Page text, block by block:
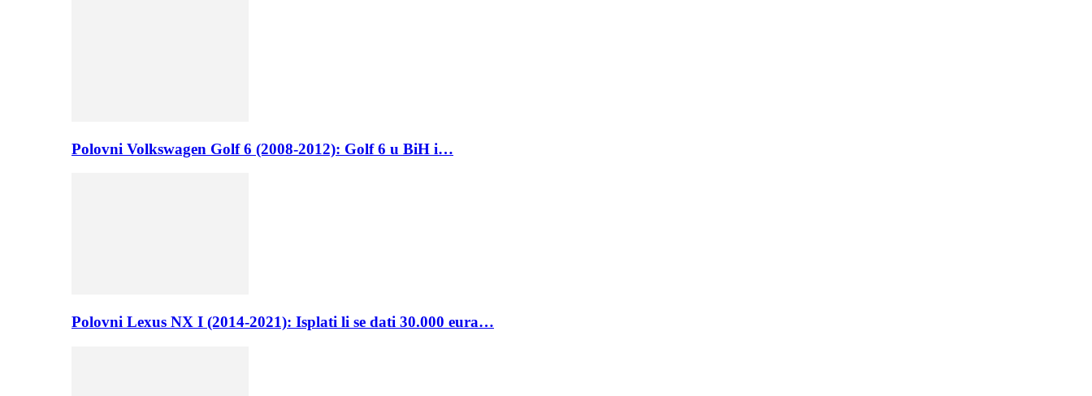
Polovni Volkswagen Golf 6 (2008-2012): Golf 6 u BiH i…
Polovni Lexus NX I (2014-2021): Isplati li se dati 30.000 eura…